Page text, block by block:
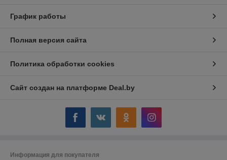
График работы
Полная версия сайта
Политика обработки cookies
Сайт создан на платформе Deal.by
Информация для покупателя